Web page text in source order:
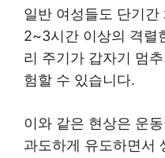
일반 여성들도 단기
2~3시간 이상의 격렬
리 주기가 갑자기 멈
험할 수 있습니다.
이와 같은 현상은 운
과도하게 유도하면서